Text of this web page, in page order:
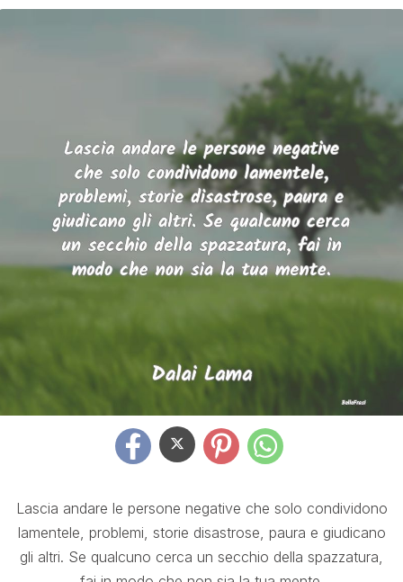
Lascia andare le persone negative che solo condividono
lamentele, problemi, storie disastrose, paura e giudicano
gli altri. Se qualcuno cerca un secchio della spazzatura,